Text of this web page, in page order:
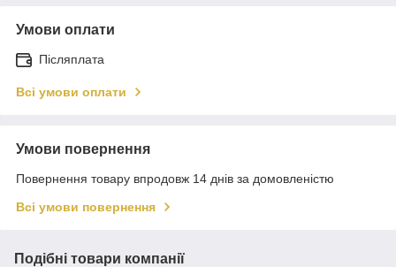
Умови оплати
Післяплата
Всі умови оплати
Умови повернення
Повернення товару впродовж 14 днів за домовленістю
Всі умови повернення
Подібні товари компанії